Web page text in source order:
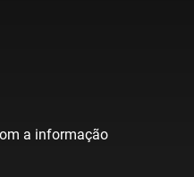
a informação